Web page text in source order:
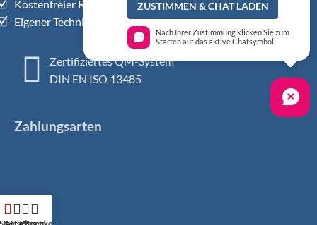
Kostenfreier Rückholservice
Eigener Technischer Kundendienst
Zertifiziertes QM-System
DIN EN ISO 13485
Zahlungsarten
ZUSTIMMEN & CHAT LADEN
Nach Ihrer Zustimmung klicken Sie zum
Starten auf das aktive Chatsymbol.